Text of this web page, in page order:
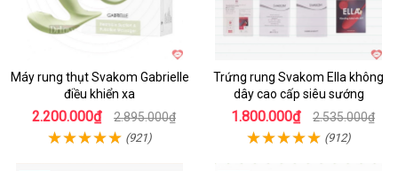
Máy rung thụt Svakom Gabrielle
điều khiển xa
2.200.000₫ 2.895.000₫
(921)
Trứng rung Svakom Ella không
dây cao cấp siêu sướng
1.800.000₫ 2.535.000₫
(912)